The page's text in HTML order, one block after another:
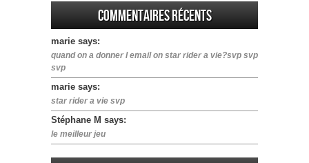
Commentaires récents
marie says:
quand on a donner l email on star rider a vie?svp svp
svp
marie says:
star rider a vie svp
Stéphane M says:
le meilleur jeu